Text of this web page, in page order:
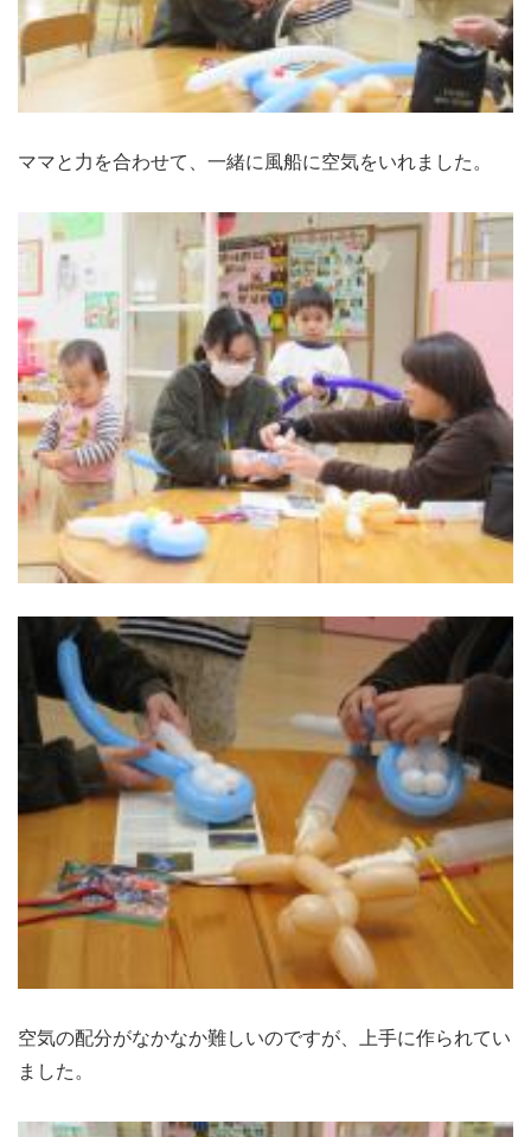
ママと力を合わせて、一緒に風船に空気をいれました。
空気の配分がなかなか難しいのですが、上手に作られてい
ました。